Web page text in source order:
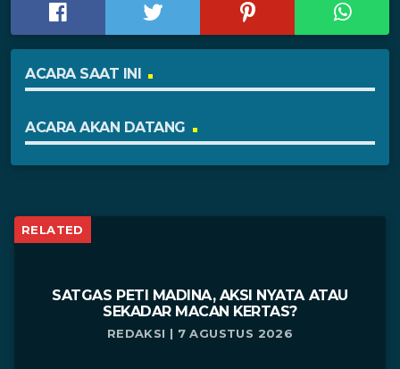
ACARA SAAT INI
ACARA AKAN DATANG
RELATED
SATGAS PETI MADINA, AKSI NYATA ATAU
SEKADAR MACAN KERTAS?
REDAKSI | 7 AGUSTUS 2026